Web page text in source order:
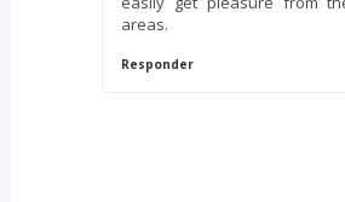
areas.
Responder